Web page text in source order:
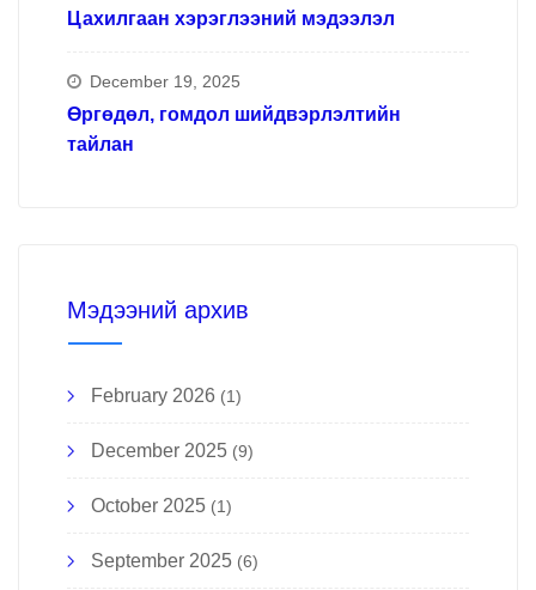
Цахилгаан хэрэглээний мэдээлэл
December 19, 2025
Өргөдөл, гомдол шийдвэрлэлтийн
тайлан
Мэдээний архив
February 2026 (1)
December 2025 (9)
October 2025 (1)
September 2025 (6)